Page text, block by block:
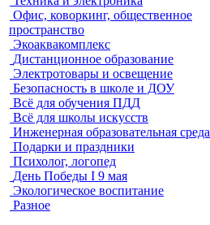
Офис, коворкинг, общественное
пространство
Экоаквакомплекс
Дистанционное образование
Электротовары и освещение
Безопасность в школе и ДОУ
Всё для обучения ПДД
Всё для школы искусств
Инженерная образовательная среда
Подарки и праздники
Психолог, логопед
День Победы I 9 мая
Экологическое воспитание
Разное